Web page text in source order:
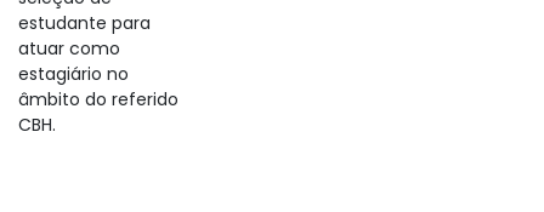
estudante para
atuar como
estagiário no
âmbito do referido
CBH.